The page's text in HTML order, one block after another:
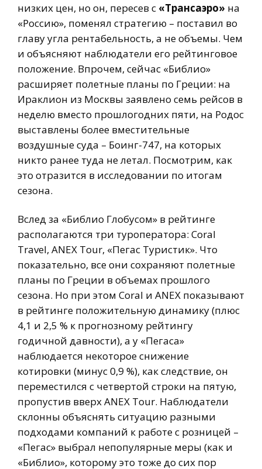
низких цен, но он, пересев с «Трансаэро» на
«Россию», поменял стратегию – поставил во
главу угла рентабельность, а не объемы. Чем
и объясняют наблюдатели его рейтинговое
положение. Впрочем, сейчас «Библио»
расширяет полетные планы по Греции: на
Ираклион из Москвы заявлено семь рейсов в
неделю вместо прошлогодних пяти, на Родос
выставлены более вместительные
воздушные суда – Боинг-747, на которых
никто ранее туда не летал. Посмотрим, как
это отразится в исследовании по итогам
сезона.
Вслед за «Библио Глобусом» в рейтинге
располагаются три туроператора: Coral
Travel, ANEX Tour, «Пегас Туристик». Что
показательно, все они сохраняют полетные
планы по Греции в объемах прошлого
сезона. Но при этом Coral и ANEX показывают
в рейтинге положительную динамику (плюс
4,1 и 2,5 % к прогнозному рейтингу
годичной давности), а у «Пегаса»
наблюдается некоторое снижение
котировки (минус 0,9 %), как следствие, он
переместился с четвертой строки на пятую,
пропустив вверх ANEX Tour. Наблюдатели
склонны объяснять ситуацию разными
подходами компаний к работе с розницей –
«Пегас» выбрал непопулярные меры (как и
«Библио», которому это тоже до сих пор